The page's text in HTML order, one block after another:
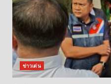
ข่าวเด่น